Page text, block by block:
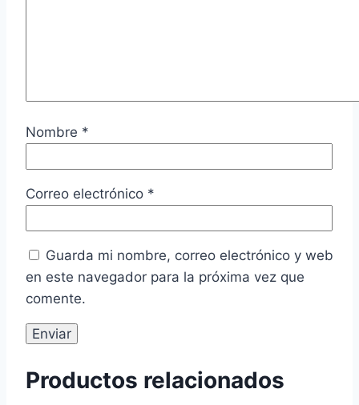
Nombre *
Correo electrónico *
Guarda mi nombre, correo electrónico y web
en este navegador para la próxima vez que
comente.
Productos relacionados